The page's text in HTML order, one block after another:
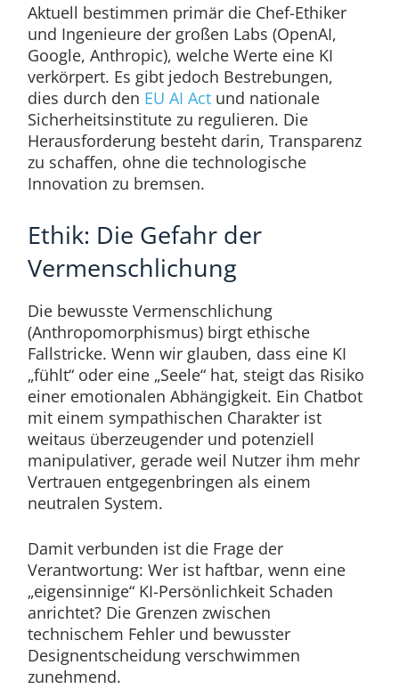
Aktuell bestimmen primär die Chef-Ethiker
und Ingenieure der großen Labs (OpenAI,
Google, Anthropic), welche Werte eine KI
verkörpert. Es gibt jedoch Bestrebungen,
dies durch den EU AI Actund nationale
Sicherheitsinstitute zu regulieren. Die
Herausforderung besteht darin, Transparenz
zu schaffen, ohne die technologische
Innovation zu bremsen.
Ethik: Die Gefahr der
Vermenschlichung
Die bewusste Vermenschlichung
(Anthropomorphismus) birgt ethische
Fallstricke. Wenn wir glauben, dass eine KI
„fühlt“ oder eine „Seele“ hat, steigt das Risiko
einer emotionalen Abhängigkeit. Ein Chatbot
mit einem sympathischen Charakter ist
weitaus überzeugender und potenziell
manipulativer, gerade weil Nutzer ihm mehr
Vertrauen entgegenbringen als einem
neutralen System.
Damit verbunden ist die Frage der
Verantwortung: Wer ist haftbar, wenn eine
„eigensinnige“ KI-Persönlichkeit Schaden
anrichtet? Die Grenzen zwischen
technischem Fehler und bewusster
Designentscheidung verschwimmen
zunehmend.